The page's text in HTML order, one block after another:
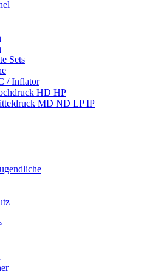
Sets
/ Inflator
HD HP
MD ND LP IP